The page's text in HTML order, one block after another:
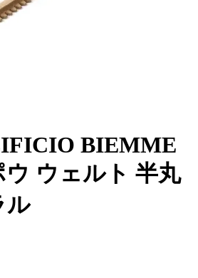
BIEMME
ウ ウェルト 半丸
ル